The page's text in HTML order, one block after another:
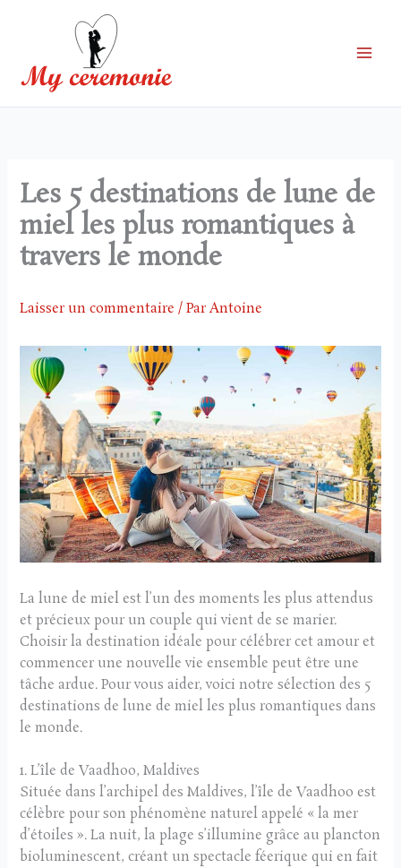
Les 5 destinations de lune de
miel les plus romantiques à
travers le monde
Laisser un commentaire / ParAntoine
La lune de miel est l’un des moments les plus attendus
et précieux pour un couple qui vient de se marier.
Choisir la destination idéale pour célébrer cet amour et
commencer une nouvelle vie ensemble peut être une
tâche ardue. Pour vous aider, voici notre sélection des 5
destinations de lune de miel les plus romantiques dans
le monde.
1. L’île de Vaadhoo, Maldives
Située dans l’archipel des Maldives, l’île de Vaadhoo est
célèbre pour son phénomène naturel appelé « la mer
d’étoiles ». La nuit, la plage s’illumine grâce au plancton
bioluminescent, créant un spectacle féerique qui en fait